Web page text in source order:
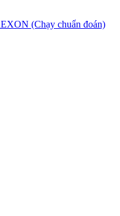
(Chạy chuẩn đoán)